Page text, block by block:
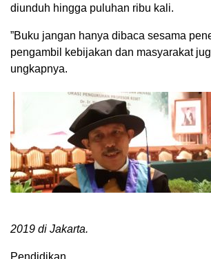
diunduh hingga puluhan ribu kali.
”Buku jangan hanya dibaca sesama
pengambil kebijakan dan masyarakat
ungkapnya.
2019 di Jakarta.